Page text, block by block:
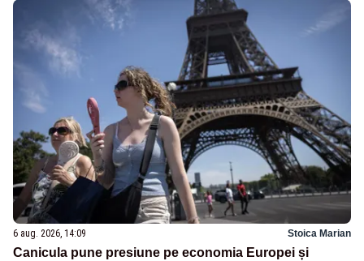
6 aug. 2026, 14:09 Stoica Marian
Canicula pune presiune pe economia Europei și